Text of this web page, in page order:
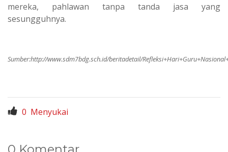
mereka, pahlawan tanpa tanda jasa yang
sesungguhnya.
Sumber:http://www.sdm7bdg.sch.id/beritadetail/
0 Menyukai